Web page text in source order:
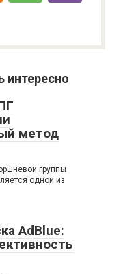
метод
группы
одной из
AdBlue: